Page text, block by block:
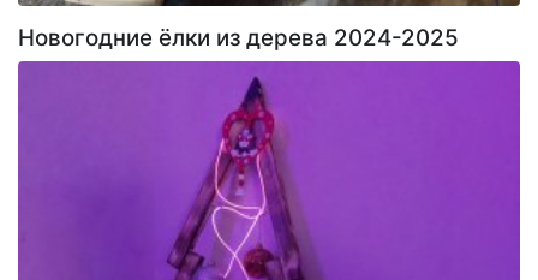
Новогодние ёлки из дерева 2024-2025